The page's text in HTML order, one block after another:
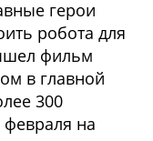
герои
робота для
фильм
в главной
300
на